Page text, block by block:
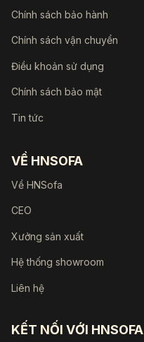
Chính sách bảo hành
Chính sách vận chuyển
Điều khoản sử dụng
Chính sách bảo mật
Tin tức
VỀ HNSOFA
Về HNSofa
CEO
Xưởng sản xuất
Hệ thống showroom
Liên hệ
KẾT NỐI VỚI HNSOFA